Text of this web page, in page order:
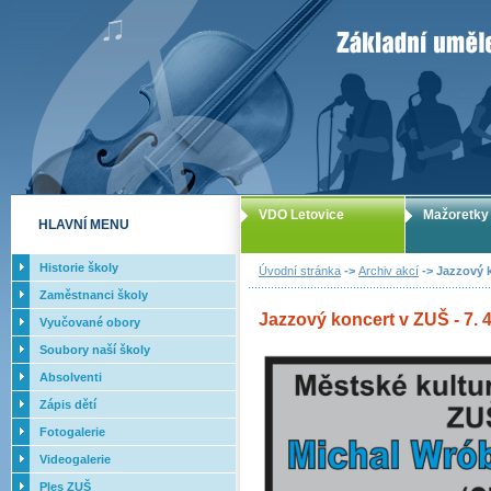
ZUŠ Letovice
Úvodní stránka -> Archiv akcí -> Jazzový
Jazzový koncert v ZUŠ - 7.
VDO Letovice Mažoretky
HLAVNÍ MENU
Historie školy
Zaměstnanci školy
Vyučované obory
Soubory naší školy
Absolventi
Zápis dětí
Fotogalerie
Videogalerie
Ples ZUŠ